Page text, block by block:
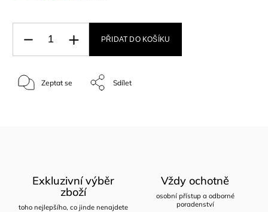
PŘIDAT DO KOŠÍKU
Zeptat se Sdílet
Exkluzivní výběr
zboží
toho nejlepšího, co jinde nenajdete
Vždy ochotně
osobní přístup a odborné
poradenství